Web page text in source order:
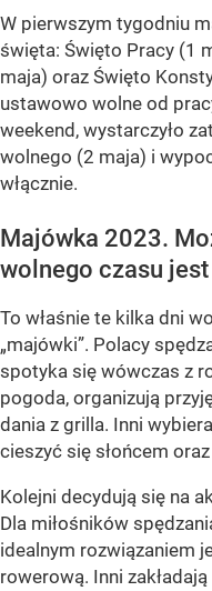
W pierwszym tygodniu
święta: Święto Pracy (1
maja) oraz Święto
ustawowo wolne od
weekend, wystarczyło
wolnego (2 maja) i
włącznie.
Majówka 2023.
wolnego czasu
To właśnie te kilka dni
„majówki”. Polacy
spotyka się wówczas z
pogoda, organizują
dania z grilla. Inni
cieszyć się słońcem
Kolejni decydują się na
Dla miłośników
idealnym rozwiązaniem
rowerową. Inni